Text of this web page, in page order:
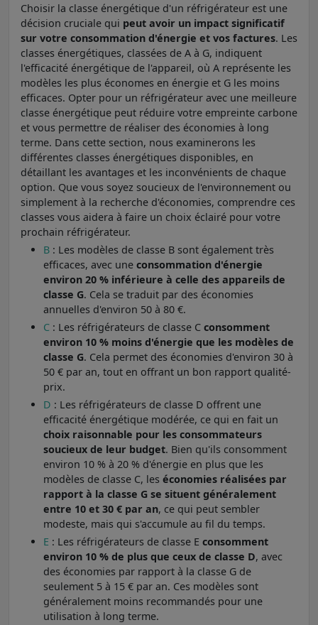
Choisir la classe énergétique d'un réfrigérateur est une
décision cruciale qui peut avoir un impact significatif
sur votre consommation d'énergie et vos factures. Les
classes énergétiques, classées de A à G, indiquent
l'efficacité énergétique de l'appareil, où A représente les
modèles les plus économes en énergie et G les moins
efficaces. Opter pour un réfrigérateur avec une meilleure
classe énergétique peut réduire votre empreinte carbone
et vous permettre de réaliser des économies à long
terme. Dans cette section, nous examinerons les
différentes classes énergétiques disponibles, en
détaillant les avantages et les inconvénients de chaque
option. Que vous soyez soucieux de l'environnement ou
simplement à la recherche d'économies, comprendre ces
classes vous aidera à faire un choix éclairé pour votre
prochain réfrigérateur.
B : Les modèles de classe B sont également très
efficaces, avec une consommation d'énergie
environ 20 % inférieure à celle des appareils de
classe G. Cela se traduit par des économies
annuelles d'environ 50 à 80 €.
C : Les réfrigérateurs de classe C consomment
environ 10 % moins d'énergie que les modèles de
classe G. Cela permet des économies d'environ 30 à
50 € par an, tout en offrant un bon rapport qualité-
prix.
D : Les réfrigérateurs de classe D offrent une
efficacité énergétique modérée, ce qui en fait un
choix raisonnable pour les consommateurs
soucieux de leur budget. Bien qu'ils consomment
environ 10 % à 20 % d'énergie en plus que les
modèles de classe C, les économies réalisées par
rapport à la classe G se situent généralement
entre 10 et 30 € par an, ce qui peut sembler
modeste, mais qui s'accumule au fil du temps.
E : Les réfrigérateurs de classe E consomment
environ 10 % de plus que ceux de classe D, avec
des économies par rapport à la classe G de
seulement 5 à 15 € par an. Ces modèles sont
généralement moins recommandés pour une
utilisation à long terme.